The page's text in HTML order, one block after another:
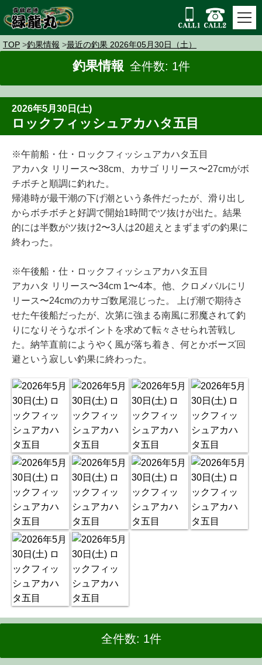
TOP 釣果情報 最近の釣果 2026年05月30日（土）
釣果情報 全件数: 1件
2026年5月30日(土)
ロックフィッシュアカハタ五目
※午前船・仕・ロックフィッシュアカハタ五目
アカハタ リリース〜38cm、カサゴ リリース〜27cmがボ
チボチと順調に釣れた。
帰港時が最干潮の下げ潮という条件だったが、滑り出し
からボチボチと好調で開始1時間でツ抜けが出た。結果
的には半数がツ抜け2〜3人は20超えとまずまずの釣果に
終わった。
※午後船・仕・ロックフィッシュアカハタ五目
アカハタ リリース〜34cm 1〜4本。他、クロメバルにリ
リース〜24cmのカサゴ数尾混じった。 上げ潮で期待さ
せた午後船だったが、次第に強まる南風に邪魔されて釣
りになりそうなポイントを求めて転々させられ苦戦し
た。納竿直前にようやく風が落ち着き、何とかボーズ回
避という寂しい釣果に終わった。
全件数: 1件